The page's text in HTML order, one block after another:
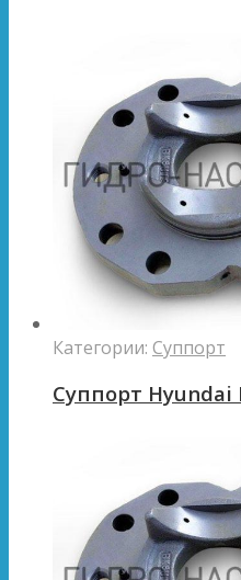
Категории: Суппорт
Суппорт Hyundai